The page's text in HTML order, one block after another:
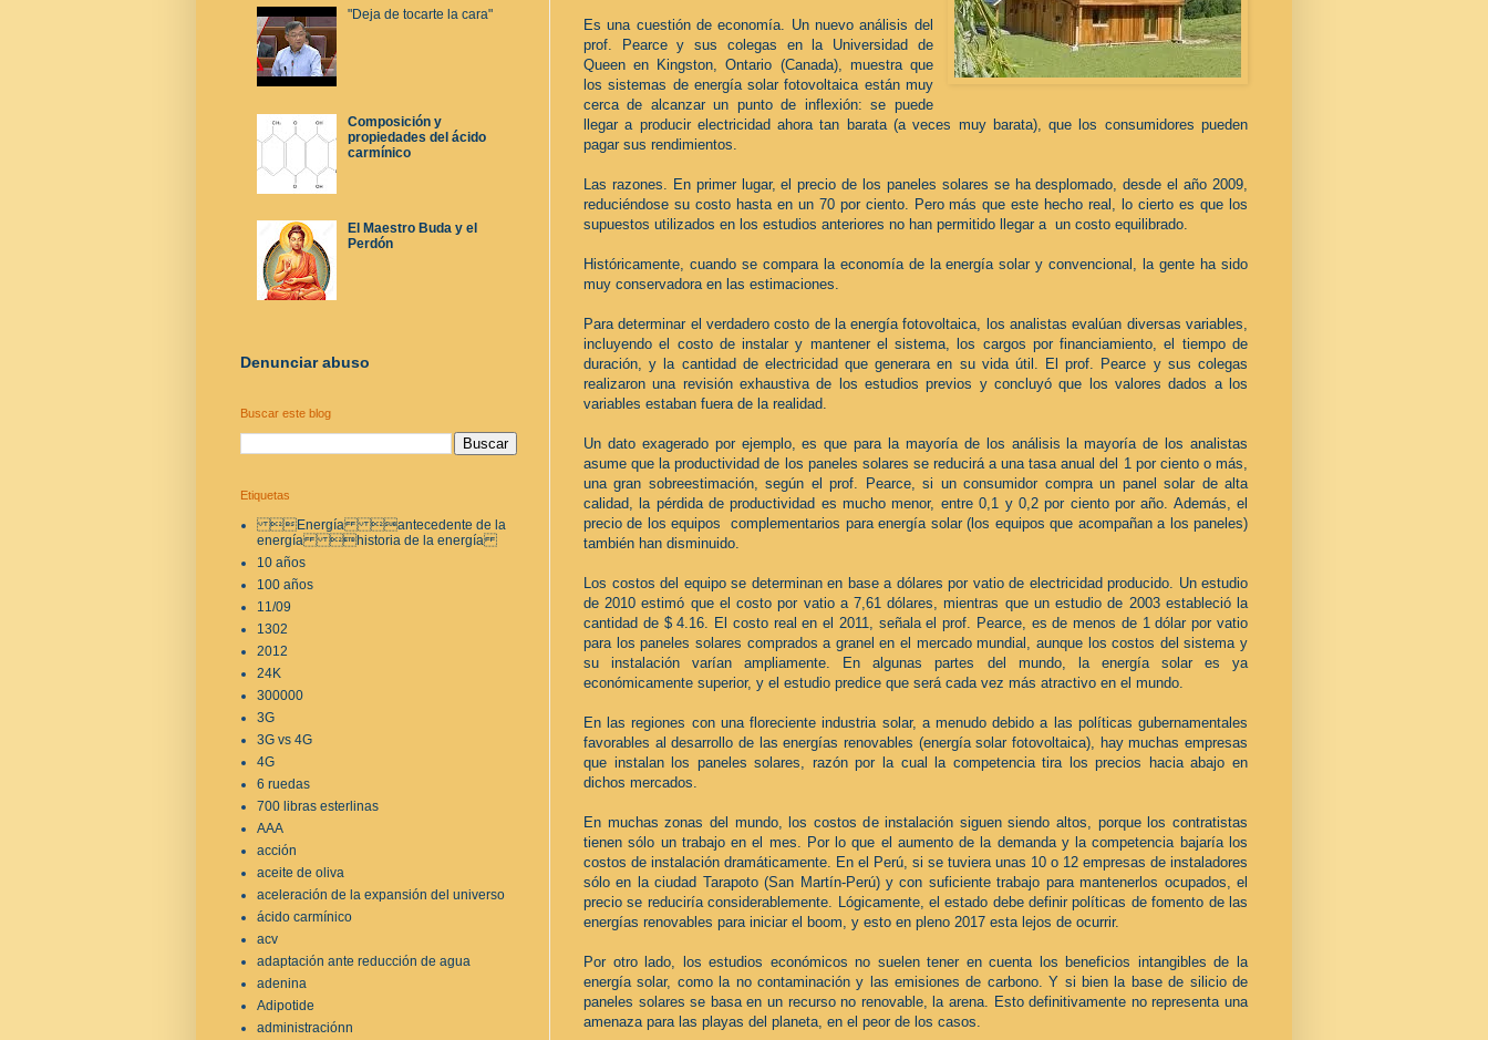
Es una cuestión de economía. Un nuevo análisis del
prof. Pearce y sus colegas en la Universidad de
Queen en Kingston, Ontario (Canada), muestra que
los sistemas de energía solar fotovoltaica están muy
cerca de alcanzar un punto de inflexión: se puede
llegar a producir electricidad ahora tan barata (a veces muy barata), que los consumidores pueden
pagar sus rendimientos.
Las razones. En primer lugar, el precio de los paneles solares se ha desplomado, desde el año 2009,
reduciéndose su costo hasta en un 70 por ciento. Pero más que este hecho real, lo cierto es que los
supuestos utilizados en los estudios anteriores no han permitido llegar a un costo equilibrado.
Históricamente, cuando se compara la economía de la energía solar y convencional, la gente ha sido
muy conservadora en las estimaciones.
Para determinar el verdadero costo de la energía fotovoltaica, los analistas evalúan diversas variables,
incluyendo el costo de instalar y mantener el sistema, los cargos por financiamiento, el tiempo de
duración, y la cantidad de electricidad que generara en su vida útil. El prof. Pearce y sus colegas
realizaron una revisión exhaustiva de los estudios previos y concluyó que los valores dados a los
variables estaban fuera de la realidad.
Un dato exagerado por ejemplo, es que para la mayoría de los análisis la mayoría de los analistas
asume que la productividad de los paneles solares se reducirá a una tasa anual del 1 por ciento o más,
una gran sobreestimación, según el prof. Pearce, si un consumidor compra un panel solar de alta
calidad, la pérdida de productividad es mucho menor, entre 0,1 y 0,2 por ciento por año. Además, el
precio de los equipos complementarios para energía solar (los equipos que acompañan a los paneles)
también han disminuido.
Los costos del equipo se determinan en base a dólares por vatio de electricidad producido. Un estudio
de 2010 estimó que el costo por vatio a 7,61 dólares, mientras que un estudio de 2003 estableció la
cantidad de $ 4.16. El costo real en el 2011, señala el prof. Pearce, es de menos de 1 dólar por vatio
para los paneles solares comprados a granel en el mercado mundial, aunque los costos del sistema y
su instalación varían ampliamente. En algunas partes del mundo, la energía solar es ya
económicamente superior, y el estudio predice que será cada vez más atractivo en el mundo.
En las regiones con una floreciente industria solar, a menudo debido a las políticas gubernamentales
favorables al desarrollo de las energías renovables (energía solar fotovoltaica), hay muchas empresas
que instalan los paneles solares, razón por la cual la competencia tira los precios hacia abajo en
dichos mercados.
En muchas zonas del mundo, los costos de instalación siguen siendo altos, porque los contratistas
tienen sólo un trabajo en el mes. Por lo que el aumento de la demanda y la competencia bajaría los
costos de instalación dramáticamente. En el Perú, si se tuviera unas 10 o 12 empresas de instaladores
sólo en la ciudad Tarapoto (San Martín-Perú) y con suficiente trabajo para mantenerlos ocupados, el
precio se reduciría considerablemente. Lógicamente, el estado debe definir políticas de fomento de las
energías renovables para iniciar el boom, y esto en pleno 2017 esta lejos de ocurrir.
Por otro lado, los estudios económicos no suelen tener en cuenta los beneficios intangibles de la
energía solar, como la no contaminación y las emisiones de carbono. Y si bien la base de silicio de
paneles solares se basa en un recurso no renovable, la arena. Esto definitivamente no representa una
amenaza para las playas del planeta, en el peor de los casos.
"Deja de tocarte la cara"
Composición y
propiedades del ácido
carmínico
El Maestro Buda y el
Perdón
Denunciar abuso
Buscar este blog
Etiquetas
Energía antecedente de la
energía historia de la energía
10 años
100 años
11/09
1302
2012
24K
300000
3G
3G vs 4G
4G
6 ruedas
700 libras esterlinas
AAA
acción
aceite de oliva
aceleración de la expansión del universo
ácido carmínico
acv
adaptación ante reducción de agua
adenina
Adipotide
administraciónn